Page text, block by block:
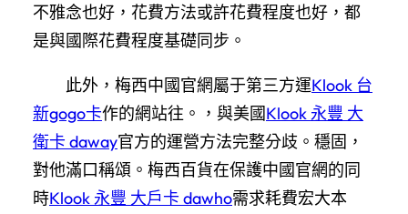
不雅念也好，花費方法或許花費程度也好，都
是與國際花費程度基礎同步。
此外，梅西中國官網屬于第三方運Klook 台
新gogo卡作的網站往。，與美國Klook 永豐 大
衛卡 daway官方的運營方法完整分歧。穩固，
對他滿口稱頌。梅西百貨在保護中國官網的同
時Klook 永豐 大戶卡 dawho需求耗費宏大本